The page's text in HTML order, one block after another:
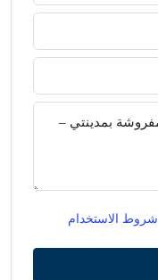
شروط الاستخدام